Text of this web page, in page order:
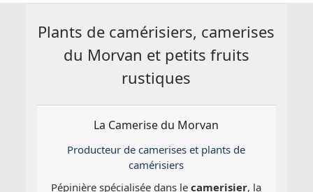
Plants de camérisiers, camerises
du Morvan et petits fruits
rustiques
La Camerise du Morvan
Producteur de camerises et plants de
camérisiers
Pépinière spécialisée dans lecamerisier, la